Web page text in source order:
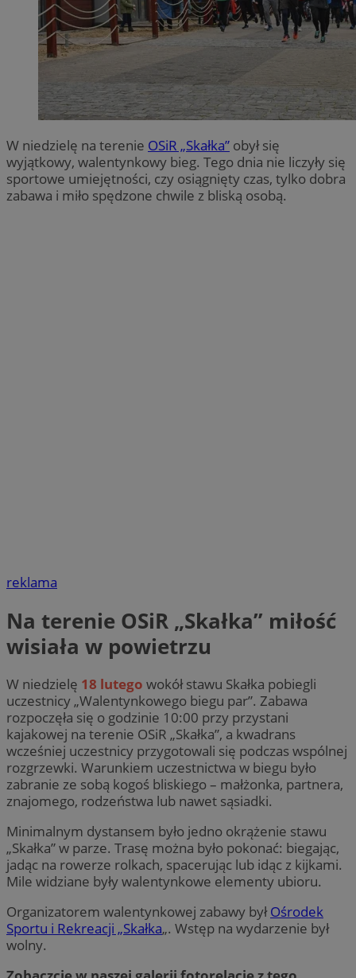
W niedzielę na terenie OSiR „Skałka” obył się
wyjątkowy, walentynkowy bieg. Tego dnia nie liczyły się
sportowe umiejętności, czy osiągnięty czas, tylko dobra
zabawa i miło spędzone chwile z bliską osobą.
reklama
Na terenie OSiR „Skałka” miłość
wisiała w powietrzu
W niedzielę 18 lutego wokół stawu Skałka pobiegli
uczestnicy „Walentynkowego biegu par”. Zabawa
rozpoczęła się o godzinie 10:00 przy przystani
kajakowej na terenie OSiR „Skałka”, a kwadrans
wcześniej uczestnicy przygotowali się podczas wspólnej
rozgrzewki. Warunkiem uczestnictwa w biegu było
zabranie ze sobą kogoś bliskiego – małżonka, partnera,
znajomego, rodzeństwa lub nawet sąsiadki.
Minimalnym dystansem było jedno okrążenie stawu
„Skałka” w parze. Trasę można było pokonać: biegając,
jadąc na rowerze rolkach, spacerując lub idąc z kijkami.
Mile widziane były walentynkowe elementy ubioru.
Organizatorem walentynkowej zabawy byłOśrodek
Sportu i Rekreacji „Skałka„. Wstęp na wydarzenie był
wolny.